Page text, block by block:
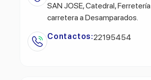
SAN JOSE, Catedral,
carretera a Desamparados.
Contactos:22195454